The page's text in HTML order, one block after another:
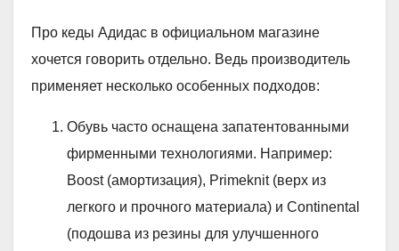
Про кеды Адидас в официальном магазине
хочется говорить отдельно. Ведь производитель
применяет несколько особенных подходов:
Обувь часто оснащена запатентованными
фирменными технологиями. Например:
Boost (амортизация), Primeknit (верх из
легкого и прочного материала) и Continental
(подошва из резины для улучшенного